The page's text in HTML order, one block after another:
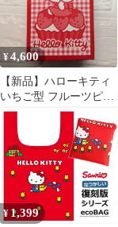
¥4,600
【新品】ハローキティ
いちご型 フルーツピッ
ク5本セット 2012年 サ
ンリオ
¥ 1,399